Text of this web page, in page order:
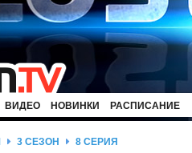
ВИДЕО НОВИНКИ РАСПИСАНИЕ
3 СЕЗОН 8 СЕРИЯ